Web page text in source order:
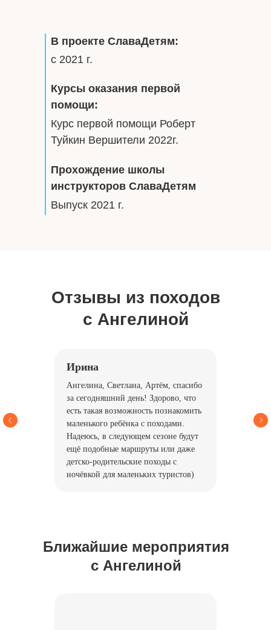
Прохождение школы
инструкторов СлаваДетям
Выпуск 2021 г.
В проекте СлаваДетям:
с 2021 г.
Курсы оказания первой
помощи:
Курс первой помощи Роберт
Туйкин Вершители 2022г.
Отзывы из походов
с Ангелиной
Ирина
Ангелина, Светлана, Артём, спасибо
за сегодняшний день! Здорово, что
есть такая возможность познакомить
маленького ребёнка с походами.
Надеюсь, в следующем сезоне будут
ещё подобные маршруты или даже
детско-родительские походы с
ночёвкой для маленьких туристов)
Ближайшие мероприятия
с Ангелиной
Все анонсы походов публикуем в